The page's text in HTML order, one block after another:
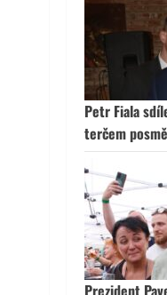
Petr Fiala
terčem
Prezident